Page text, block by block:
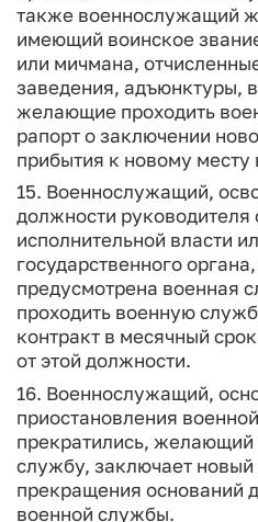
также военнослужащий
имеющий воинское
или мичмана,
заведения, адъюнктуры,
желающие проходить
рапорт о заключении
прибытия к новому
15. Военнослужащий,
должности руководителя
исполнительной власти
государственного
предусмотрена военная
проходить военную
контракт в месячный
от этой должности.
16. Военнослужащий,
приостановления
прекратились, желающий
службу, заключает новый
прекращения оснований
военной службы.